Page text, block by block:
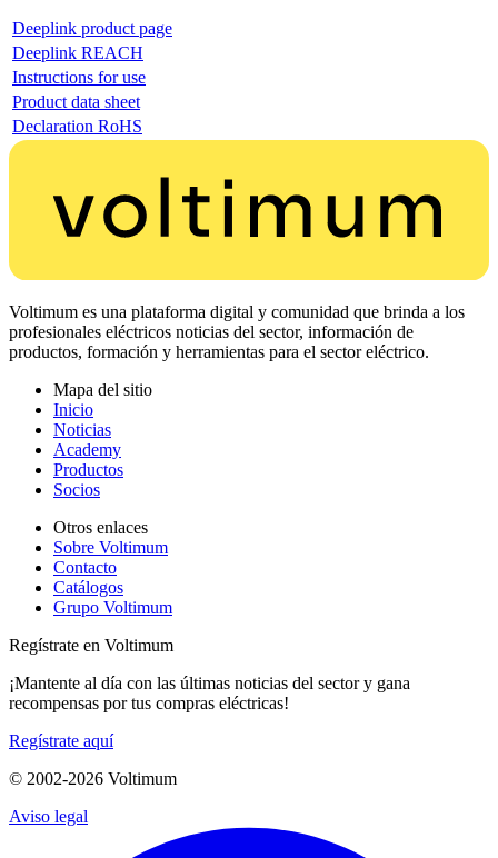
Deeplink product page
Deeplink REACH
Instructions for use
Product data sheet
Declaration RoHS
Voltimum es una plataforma digital y comunidad que brinda a los
profesionales eléctricos noticias del sector, información de
productos, formación y herramientas para el sector eléctrico.
Mapa del sitio
Inicio
Noticias
Academy
Productos
Socios
Otros enlaces
Sobre Voltimum
Contacto
Catálogos
Grupo Voltimum
Regístrate en Voltimum
¡Mantente al día con las últimas noticias del sector y gana
recompensas por tus compras eléctricas!
Regístrate aquí
© 2002-2026 Voltimum
Aviso legal